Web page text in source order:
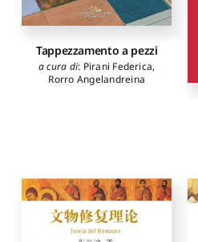
Tappezzamento a pezzi
a cura di: Pirani Federica,
Rorro Angelandreina